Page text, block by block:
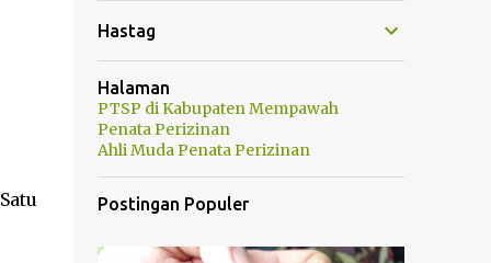
Hastag
Halaman
PTSP di Kabupaten Mempawah
Penata Perizinan
Ahli Muda Penata Perizinan
Postingan Populer